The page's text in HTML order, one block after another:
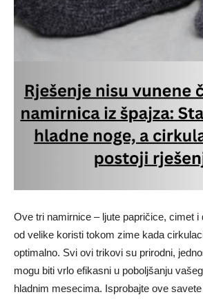
Ove tri namirnice – ljute papričice, cimet i
od velike koristi tokom zime kada
optimalno. Svi ovi trikovi su prirodni,
mogu biti vrlo efikasni u poboljšanju
hladnim mesecima. Isprobajte ove